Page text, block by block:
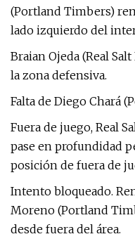
(Portland Timbers)
lado izquierdo del
Braian Ojeda (Real
la zona defensiva.
Falta de Diego Chará
Fuera de juego, Real
pase en profundidad
posición de fuera de
Intento bloqueado.
Moreno (Portland
desde fuera del área.